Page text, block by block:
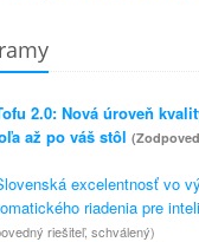
2.0: Nová úroveň
až po váš stôl
excelentnosť vo
riadenia pre
riešiteľ, schválený)